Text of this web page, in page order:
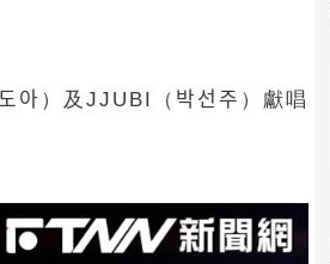
）及JJUBI（박선주）獻唱